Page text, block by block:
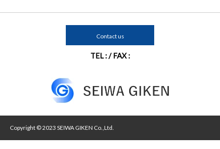
Contact us
TEL : / FAX :
Copyright © 2023 SEIWA GIKEN Co.,Ltd.